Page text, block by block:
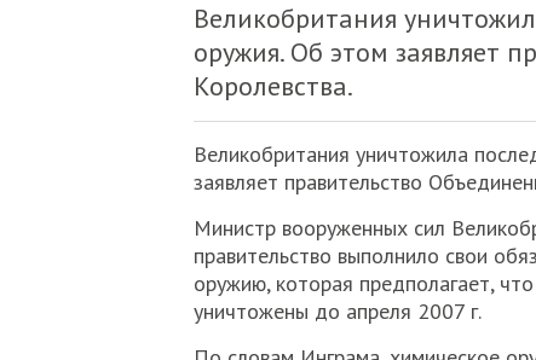
Великобритания
оружия. Об этом заявляет
Королевства.
Великобритания уничтожила
заявляет правительство
Министр вооруженных сил
правительство выполнило свои
оружию, которая предполагает,
уничтожены до апреля 2007 г.